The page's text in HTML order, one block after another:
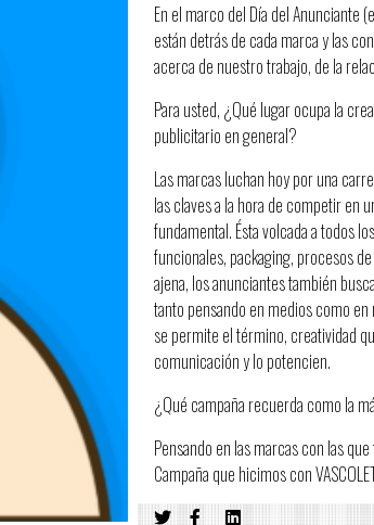
En el marco del Día del Anunciante
están detrás de cada marca y las
acerca de nuestro trabajo, de la
Para usted, ¿Qué lugar ocupa la
publicitario en general?
Las marcas luchan hoy por una
las claves a la hora de competir en
fundamental. Ésta volcada a todos
funcionales, packaging, procesos
ajena, los anunciantes también
tanto pensando en medios como
se permite el término, creatividad
comunicación y lo potencien.
¿Qué campaña recuerda como la
Pensando en las marcas con las
Campaña que hicimos con
desde todo punto de vista, el juego